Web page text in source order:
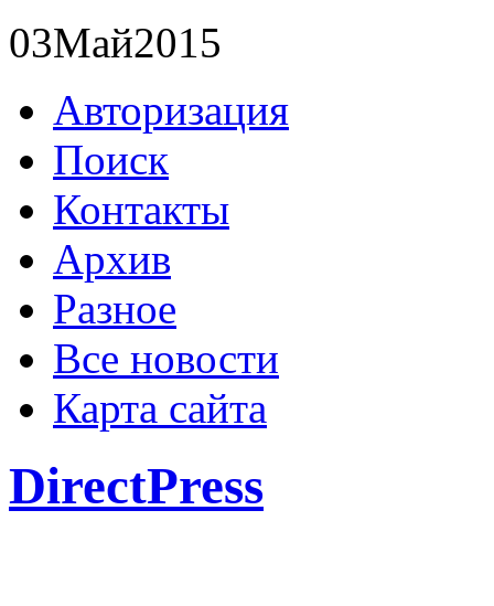
03Май2015
Авторизация
Поиск
Контакты
Архив
Разное
Все новости
Карта сайта
DirectPress